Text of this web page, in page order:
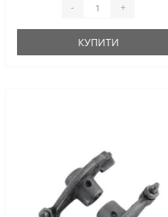
- +
КУПИТИ